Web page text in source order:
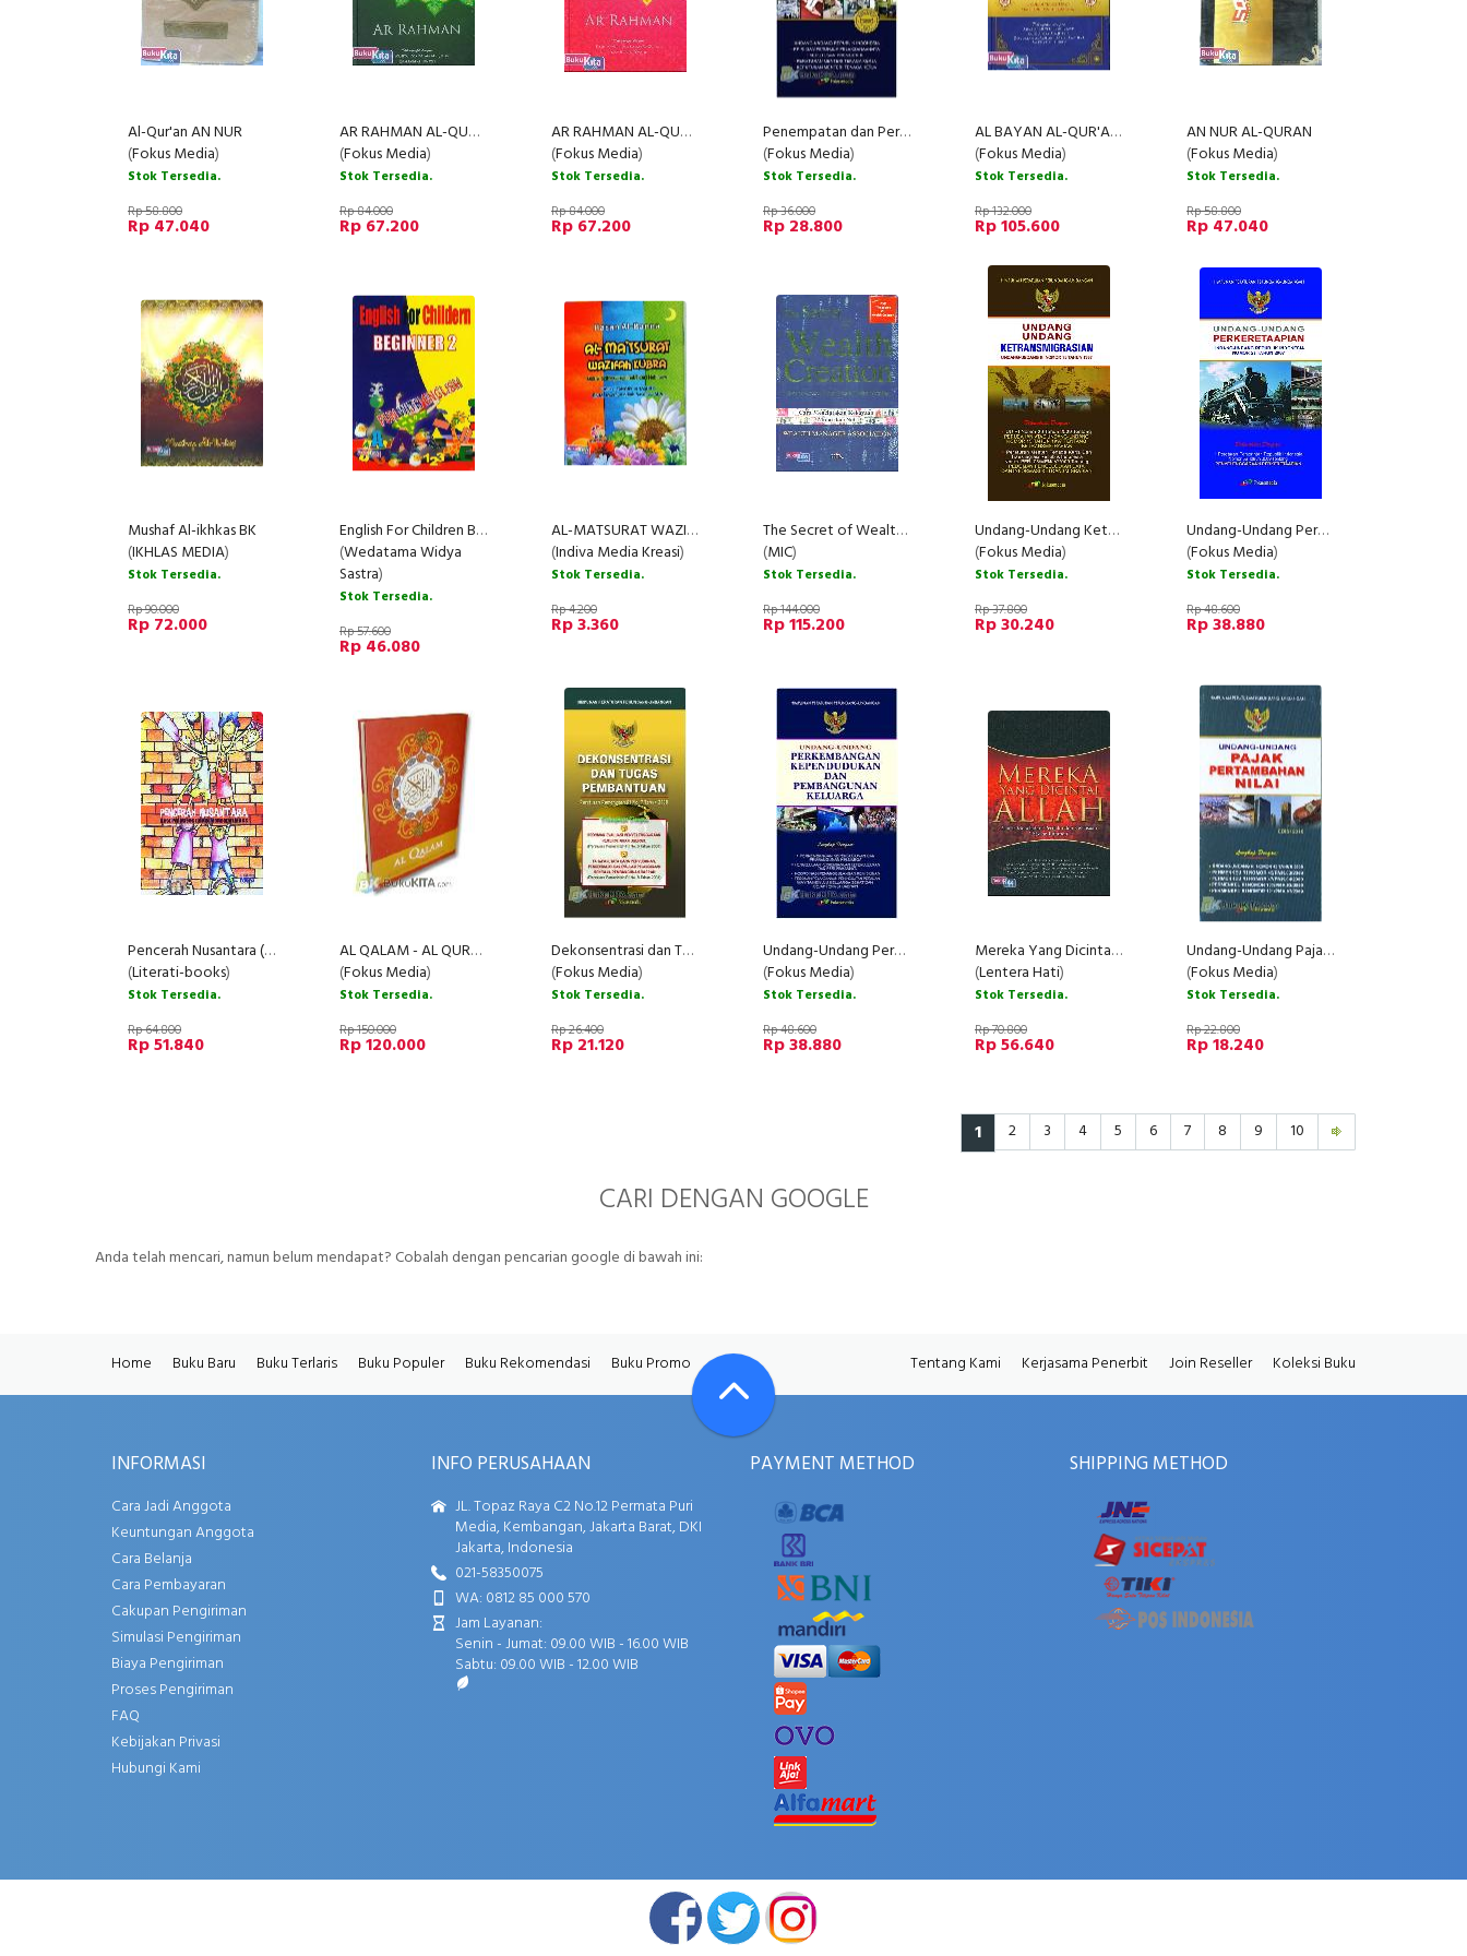
Al-Qur'an AN NUR
(Fokus Media)
Stok Tersedia.
Rp 58.800
Rp 47.040
AR RAHMAN AL-QURAN Cover Hijau (2011)
(Fokus Media)
Stok Tersedia.
Rp 84.000
Rp 67.200
AR RAHMAN AL-QUR'AN (Pink)
(Fokus Media)
Stok Tersedia.
Rp 84.000
Rp 67.200
Penempatan dan Perlindungan Tenaga Kerja Indonesia (Edisi 2010) (2010)
(Fokus Media)
Stok Tersedia.
Rp 36.000
Rp 28.800
AL BAYAN AL-QUR'AN (BIRU)
(Fokus Media)
Stok Tersedia.
Rp 132.000
Rp 105.600
AN NUR AL-QURAN
(Fokus Media)
Stok Tersedia.
Rp 58.800
Rp 47.040
Mushaf Al-ikhkas BK
(IKHLAS MEDIA)
Stok Tersedia.
Rp 90.000
Rp 72.000
English For Children Beginner 1-2 (Paket)
(Wedatama Widya
Sastra)
Stok Tersedia.
Rp 57.600
Rp 46.080
AL-MATSURAT WAZIFAH KUBRA (Jenis 1) pelangi
(Indiva Media Kreasi)
Stok Tersedia.
Rp 4.200
Rp 3.360
The Secret of Wealth Creation - Cara Mendapatkan Kekayaan Mulai Dari Nol
(MIC)
Stok Tersedia.
Rp 144.000
Rp 115.200
Undang-Undang Ketransmigrasian
(Fokus Media)
Stok Tersedia.
Rp 37.800
Rp 30.240
Undang-Undang Perkeretaapian (Undang-Undang Republik Indonesia Nomor 23 Tahun 2007)
(Fokus Media)
Stok Tersedia.
Rp 48.600
Rp 38.880
Pencerah Nusantara (Best Practices untuk Mencapai MDGs)
(Literati-books)
Stok Tersedia.
Rp 64.800
Rp 51.840
AL QALAM - AL QURAN DAN TERJEMAHNYA
(Fokus Media)
Stok Tersedia.
Rp 150.000
Rp 120.000
Dekonsentrasi dan Tugas Pembantuan
(Fokus Media)
Stok Tersedia.
Rp 26.400
Rp 21.120
Undang-Undang Perkembangan Kependudukan dan Pembangunan Keluarga
(Fokus Media)
Stok Tersedia.
Rp 48.600
Rp 38.880
Mereka Yang Dicintai Allah
(Lentera Hati)
Stok Tersedia.
Rp 70.800
Rp 56.640
Undang-Undang Pajak Pertambahan Nilai bk
(Fokus Media)
Stok Tersedia.
Rp 22.800
Rp 18.240
1 2 3 4 5 6 7 8 9 10
CARI DENGAN GOOGLE
Anda telah mencari, namun belum mendapat? Cobalah dengan pencarian google di bawah ini:
Home Buku Baru Buku Terlaris Buku Populer Buku Rekomendasi Buku Promo Tentang Kami Kerjasama Penerbit Join Reseller Koleksi Buku
INFORMASI
Cara Jadi Anggota
Keuntungan Anggota
Cara Belanja
Cara Pembayaran
Cakupan Pengiriman
Simulasi Pengiriman
Biaya Pengiriman
Proses Pengiriman
FAQ
Kebijakan Privasi
Hubungi Kami
INFO PERUSAHAAN
JL. Topaz Raya C2 No.12 Permata Puri
Media, Kembangan, Jakarta Barat, DKI
Jakarta, Indonesia
021-58350075
WA: 0812 85 000 570
Jam Layanan:
Senin - Jumat: 09.00 WIB - 16.00 WIB
Sabtu: 09.00 WIB - 12.00 WIB
PAYMENT METHOD SHIPPING METHOD